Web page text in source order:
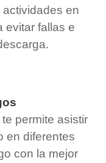
en
evitar fallas e
permite asistir
en diferentes
con la mejor